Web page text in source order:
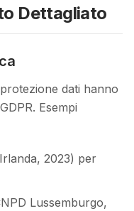
Dettagliato
dati hanno
Esempi
2023) per
Lussemburgo,